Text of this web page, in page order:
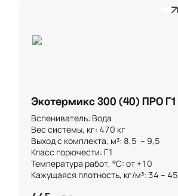
Экотермикс 300 (40) ПРО Г1
Вспениватель: Вода
Вес системы, кг: 470 кг
Выход с комплекта, м³: 8,5  – 9,5
Класс горючести: Г1
Температура работ, °C: от +10
Кажущаяся плотность, кг/м³: 34 – 45